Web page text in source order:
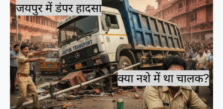
किला
के
पास
भीषण
धमाका:
8
की
मौत,